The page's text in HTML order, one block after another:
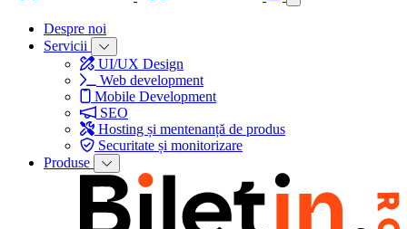
Despre noi
Servicii
UI/UX Design
Web development
Mobile Development
SEO
Hosting și mentenanță de produs
Securitate și monitorizare
Produse